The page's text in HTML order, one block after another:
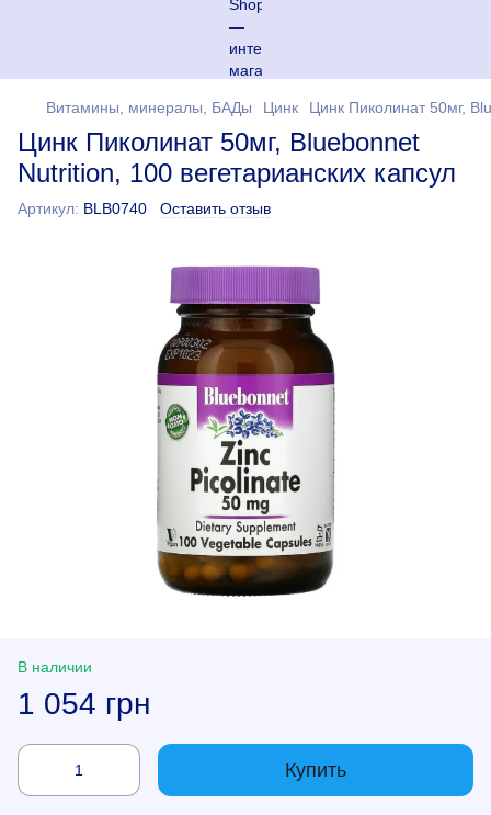
Витамины, минералы, БАДы Цинк Цинк Пиколинат 50мг,
Цинк Пиколинат 50мг, Bluebonnet
Nutrition, 100 вегетарианских капсул
Артикул: BLB0740 Оставить отзыв
В наличии
1 054 грн
Купить